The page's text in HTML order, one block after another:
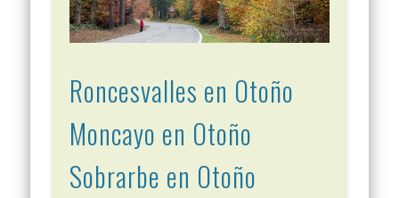
Roncesvalles en Otoño
Moncayo en Otoño
Sobrarbe en Otoño